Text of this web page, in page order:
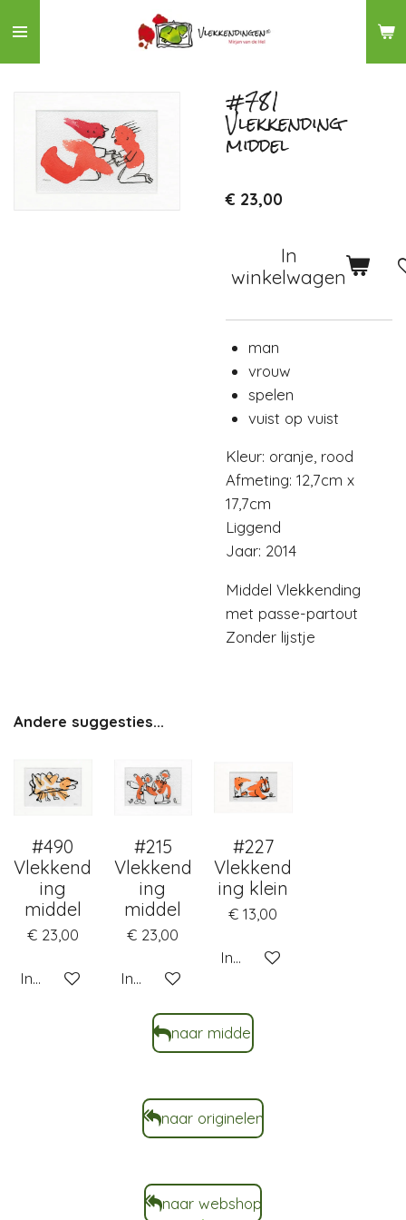
direct
naar
hoofdinhoud
#781
Vlekkending
middel
€ 23,00
In
winkelwagen
man
vrouw
spelen
vuist op vuist
Kleur: oranje, rood
Afmeting: 12,7cm x
17,7cm
Liggend
Jaar: 2014
Middel Vlekkending
met passe-partout
Zonder lijstje
Andere suggesties...
#490
Vlekkend
ing
middel
€ 23,00
In winkelwagen
#215
Vlekkend
ing
middel
€ 23,00
In winkelwagen
#227
Vlekkend
ing klein
€ 13,00
In winkelwagen
naar middel
naar originelen
naar webshop